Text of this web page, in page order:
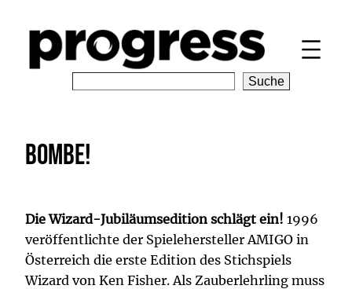
Inhalt
springen
c
h
Suche
Bombe!
Die Wizard-Jubiläumsedition schlägt ein! 1996
veröffentlichte der Spielehersteller AMIGO in
Österreich die erste Edition des Stichspiels
Wizard von Ken Fisher. Als Zauberlehrling muss